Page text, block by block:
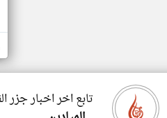
تابع اخر اخبار جزر